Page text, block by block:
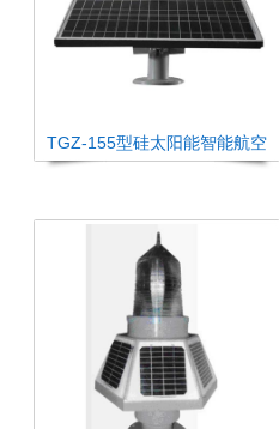
TGZ-155型硅太阳能智能航空